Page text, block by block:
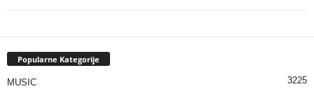
Popularne Kategorije
MUSIC 3225